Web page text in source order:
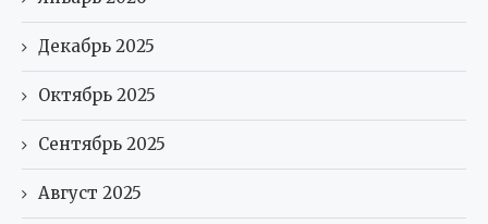
Декабрь 2025
Октябрь 2025
Сентябрь 2025
Август 2025